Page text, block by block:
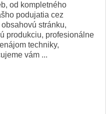
od kompletného
podujatia cez
stránku,
produkciu, profesionálne
techniky,
vám ...